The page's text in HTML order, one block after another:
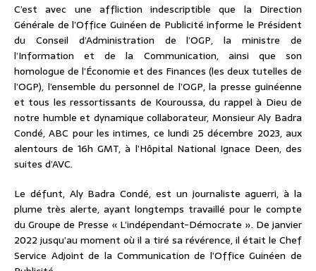
C’est avec une affliction indescriptible que la Direction
Générale de l’Office Guinéen de Publicité informe le Président
du Conseil d’Administration de l’OGP, la ministre de
l’Information et de la Communication, ainsi que son
homologue de l’Économie et des Finances (les deux tutelles de
l’OGP), l’ensemble du personnel de l’OGP, la presse guinéenne
et tous les ressortissants de Kouroussa, du rappel à Dieu de
notre humble et dynamique collaborateur, Monsieur Aly Badra
Condé, ABC pour les intimes, ce lundi 25 décembre 2023, aux
alentours de 16h GMT, à l’Hôpital National Ignace Deen, des
suites d’AVC.
Le défunt, Aly Badra Condé, est un journaliste aguerri, à la
plume très alerte, ayant longtemps travaillé pour le compte
du Groupe de Presse « L’indépendant-Démocrate ». De janvier
2022 jusqu’au moment où il a tiré sa révérence, il était le Chef
Service Adjoint de la Communication de l’Office Guinéen de